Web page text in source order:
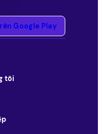
Google Play
tôi